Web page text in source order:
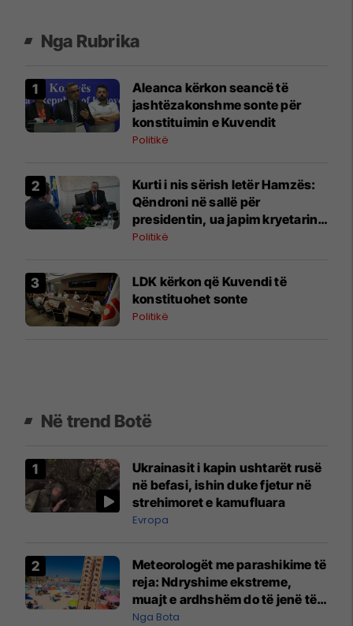
Nga Rubrika
Aleanca kërkon seancë të
jashtëzakonshme sonte për
konstituimin e Kuvendit
Politikë
​Kurti i nis sërish letër Hamzës:
Qëndroni në sallë për
presidentin, ua japim kryetarin e
Kuvendit
Politikë
LDK kërkon që Kuvendi të
konstituohet sonte
Politikë
Në trend Botë
Ukrainasit i kapin ushtarët rusë
në befasi, ishin duke fjetur në
strehimoret e kamufluara
Evropa
Meteorologët me parashikime të
reja: Ndryshime ekstreme,
muajt e ardhshëm do të jenë të
pazakontë
Nga Bota